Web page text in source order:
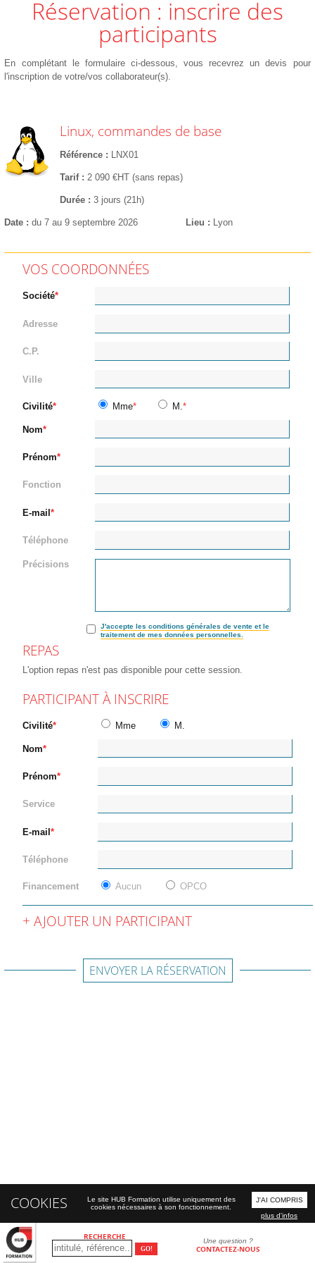
RECHERCHE Une question ?
CONTACTEZ-NOUS
Réservation : inscrire des
participants
En complétant le formulaire ci-dessous, vous recevrez un devis pour
l'inscription de votre/vos collaborateur(s).
Linux, commandes de base
Référence LNX01
Tarif 2 090 €HT (sans repas)
Durée 3 jours (21h)
Date du 7 au 9 septembre 2026 Lieu Lyon
VOS COORDONNÉES
Société
Adresse
C.P.
Ville
Civilité Mme M.
Nom
Prénom
Fonction
E-mail
Téléphone
Précisions
J'accepte les conditions générales de vente et le
traitement de mes données personnelles.
REPAS
L'option repas n'est pas disponible pour cette session.
PARTICIPANT À INSCRIRE
Civilité Mme M.
Nom
Prénom
Service
E-mail
Téléphone
Financement Aucun OPCO
AJOUTER UN PARTICIPANT
ENVOYER LA RÉSERVATION
COOKIES
Le site HUB Formation utilise uniquement des
cookies nécessaires à son fonctionnement.
J'AI COMPRIS
plus d'infos